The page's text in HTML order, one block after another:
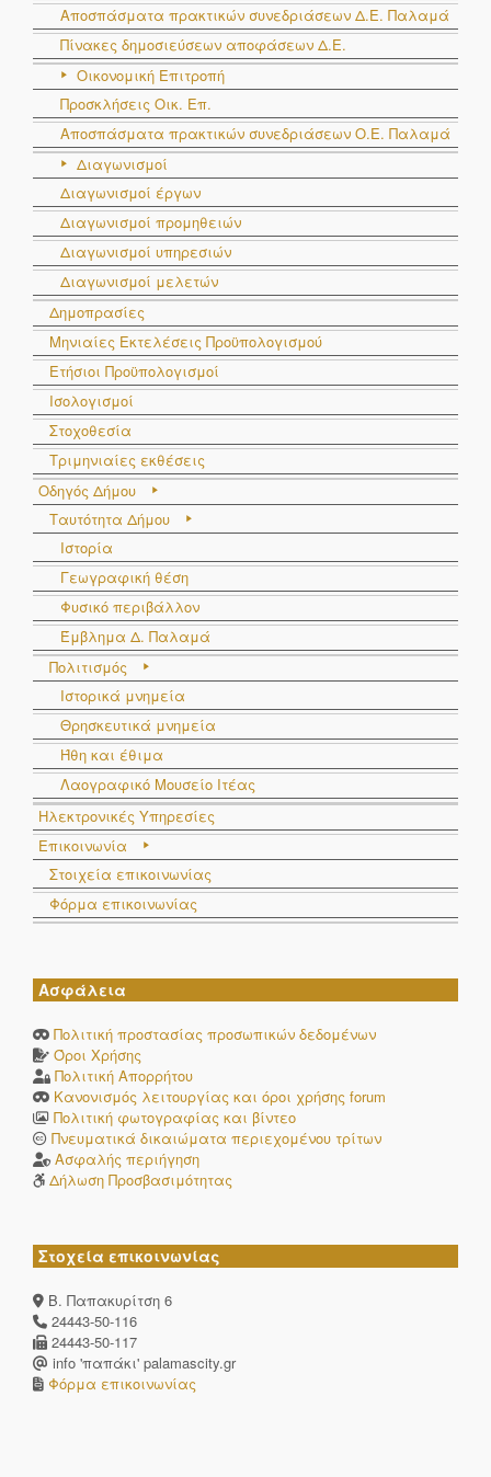
Αποσπάσματα πρακτικών συνεδριάσεων Δ.E. Παλαμά
Πίνακες δημοσιεύσεων αποφάσεων Δ.Ε.
Οικονομική Επιτροπή
Προσκλήσεις Οικ. Επ.
Αποσπάσματα πρακτικών συνεδριάσεων Ο.E. Παλαμά
Διαγωνισμοί
Διαγωνισμοί έργων
Διαγωνισμοί προμηθειών
Διαγωνισμοί υπηρεσιών
Διαγωνισμοί μελετών
Δημοπρασίες
Μηνιαίες Εκτελέσεις Προϋπολογισμού
Ετήσιοι Προϋπολογισμοί
Ισολογισμοί
Στοχοθεσία
Τριμηνιαίες εκθέσεις
Οδηγός Δήμου
Ταυτότητα Δήμου
Ιστορία
Γεωγραφική θέση
Φυσικό περιβάλλον
Έμβλημα Δ. Παλαμά
Πολιτισμός
Ιστορικά μνημεία
Θρησκευτικά μνημεία
Ήθη και έθιμα
Λαογραφικό Μουσείο Ιτέας
Ηλεκτρονικές Υπηρεσίες
Επικοινωνία
Στοιχεία επικοινωνίας
Φόρμα επικοινωνίας
Ασφάλεια
Πολιτική προστασίας προσωπικών δεδομένων
Όροι Χρήσης
Πολιτική Απορρήτου
Κανονισμός λειτουργίας και όροι χρήσης forum
Πολιτική φωτογραφίας και βίντεο
Πνευματικά δικαιώματα περιεχομένου τρίτων
Ασφαλής περιήγηση
Δήλωση Προσβασιμότητας
Στοχεία επικοινωνίας
Β. Παπακυρίτση 6
24443-50-116
24443-50-117
info 'παπάκι' palamascity.gr
Φόρμα επικοινωνίας